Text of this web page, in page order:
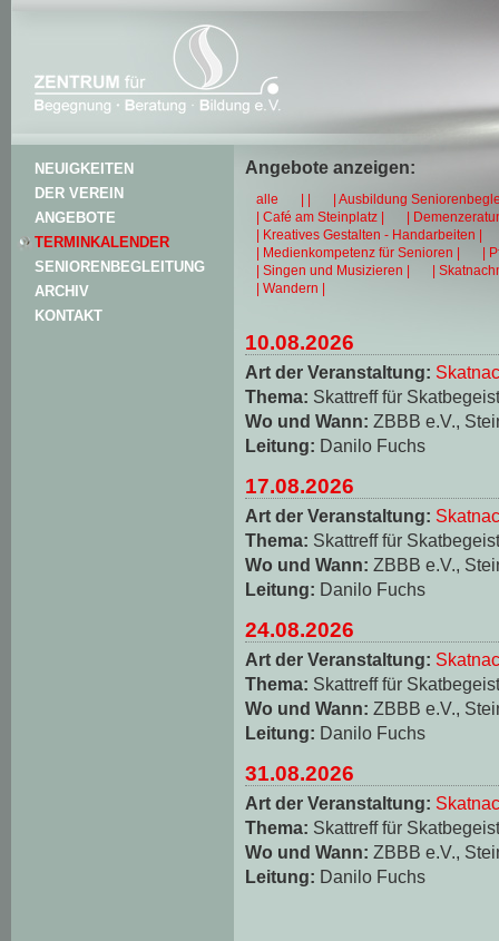
NEUIGKEITEN
DER VEREIN
ANGEBOTE
TERMINKALENDER
SENIORENBEGLEITUNG
ARCHIV
KONTAKT
Angebote anzeigen:
alle | |
| Ausbildung
| Café am Steinplatz |
|
| Kreatives Gestalten - Handarbeiten |
| Medienkompetenz für Senioren |
|
| Singen und Musizieren |
|
| Wandern |
10.08.2026
Art der Veranstaltung:
Thema: Skattreff für
Wo und Wann: ZBBB e.V.,
Leitung: Danilo Fuchs
17.08.2026
Art der Veranstaltung:
Thema: Skattreff für
Wo und Wann: ZBBB e.V.,
Leitung: Danilo Fuchs
24.08.2026
Art der Veranstaltung:
Thema: Skattreff für
Wo und Wann: ZBBB e.V.,
Leitung: Danilo Fuchs
31.08.2026
Art der Veranstaltung:
Thema: Skattreff für
Wo und Wann: ZBBB e.V.,
Leitung: Danilo Fuchs